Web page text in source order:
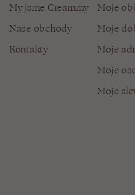
My jsme Creammy
Naše obchody
Kontakty
Moje
Moje
Moje
Moje
Moje